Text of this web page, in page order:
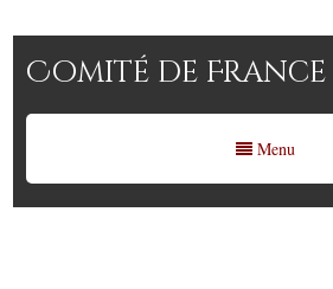
Comité de France
Menu